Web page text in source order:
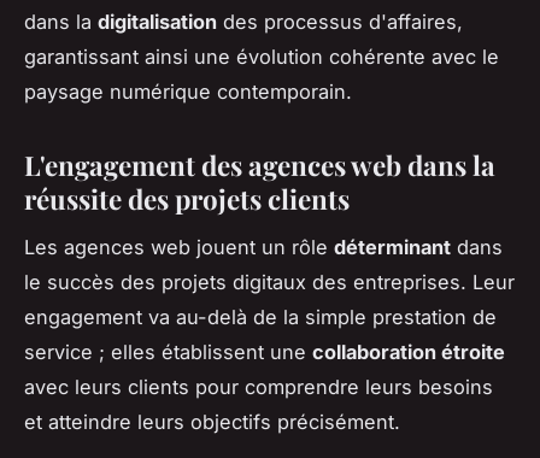
dans la digitalisation des processus d'affaires,
garantissant ainsi une évolution cohérente avec le
paysage numérique contemporain.
L'engagement des agences web dans la
réussite des projets clients
Les agences web jouent un rôle déterminant dans
le succès des projets digitaux des entreprises. Leur
engagement va au-delà de la simple prestation de
service ; elles établissent une collaboration étroite
avec leurs clients pour comprendre leurs besoins
et atteindre leurs objectifs précisément.